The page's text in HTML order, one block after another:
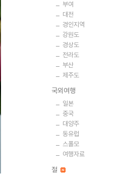
부여
대전
경인지역
강원도
경상도
전라도
부산
제주도
국외여행
일본
중국
대양주
동유럽
스폴모
여행자료
절